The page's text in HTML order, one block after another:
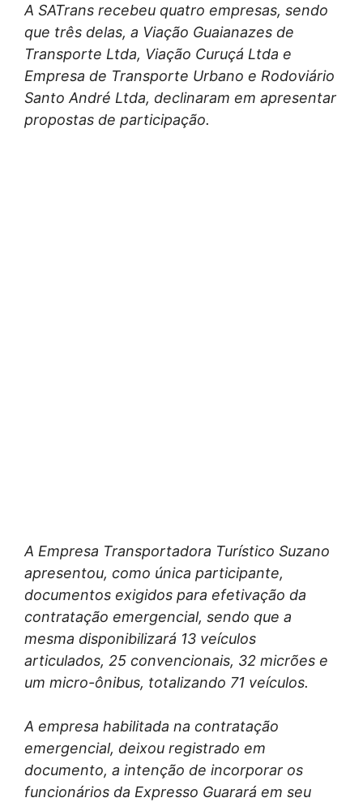
A SATrans recebeu quatro empresas, sendo
que três delas, a Viação Guaianazes de
Transporte Ltda, Viação Curuçá Ltda e
Empresa de Transporte Urbano e Rodoviário
Santo André Ltda, declinaram em apresentar
propostas de participação.
A Empresa Transportadora Turístico Suzano
apresentou, como única participante,
documentos exigidos para efetivação da
contratação emergencial, sendo que a
mesma disponibilizará 13 veículos
articulados, 25 convencionais, 32 micrões e
um micro-ônibus, totalizando 71 veículos.
A empresa habilitada na contratação
emergencial, deixou registrado em
documento, a intenção de incorporar os
funcionários da Expresso Guarará em seu